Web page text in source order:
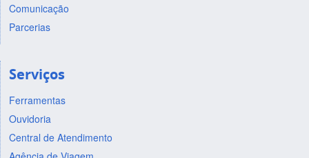
Comunicação
Parcerias
Serviços
Ferramentas
Ouvidoria
Central de Atendimento